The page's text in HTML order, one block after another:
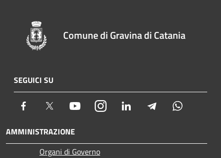
Comune di Gravina di Catania
SEGUICI SU
Facebook Twitter YoutubeInstagram LinkedIn Telegram
AMMINISTRAZIONE
Organi di Governo